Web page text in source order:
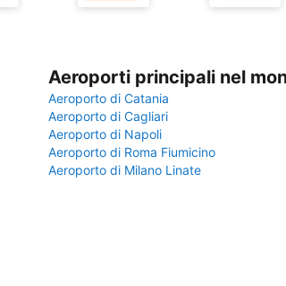
Aeroporti principali nel
Aeroporto di Catania
Aeroporto di Cagliari
Aeroporto di Napoli
Aeroporto di Roma Fiumicino
Aeroporto di Milano Linate